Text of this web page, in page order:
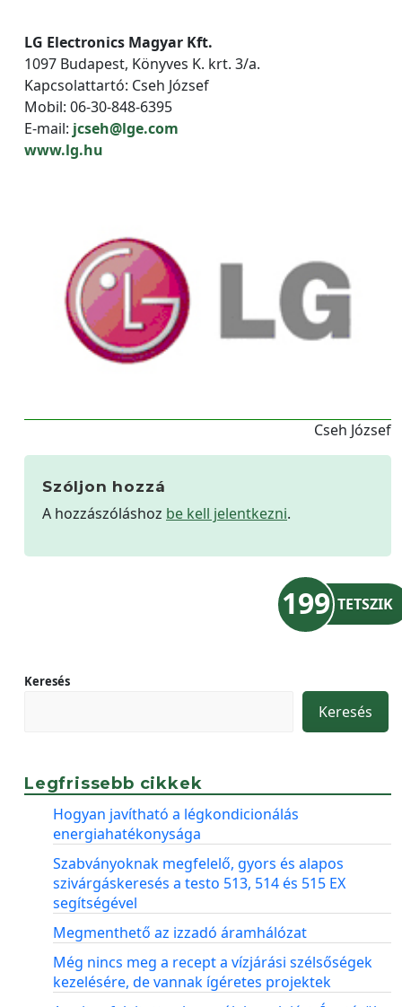
LG Electronics Magyar Kft.
1097 Budapest, Könyves K. krt. 3/a.
Kapcsolattartó: Cseh József
Mobil: 06-30-848-6395
E-mail: jcseh@lge.com
www.lg.hu
Cseh József
Szóljon hozzá
A hozzászóláshoz be kell jelentkezni.
199 TETSZIK
Keresés
Keresés
Legfrissebb cikkek
Hogyan javítható a légkondicionálás
energiahatékonysága
Szabványoknak megfelelő, gyors és alapos
szivárgáskeresés a testo 513, 514 és 515 EX
segítségével
Megmenthető az izzadó áramhálózat
Még nincs meg a recept a vízjárási szélsőségek
kezelésére, de vannak ígéretes projektek